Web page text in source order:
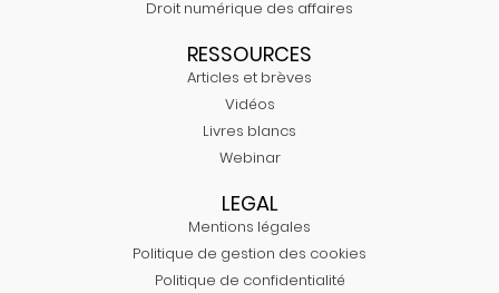
Droit numérique des affaires
RESSOURCES
Articles et brèves
Vidéos
Livres blancs
Webinar
LEGAL
Mentions légales
Politique de gestion des cookies
Politique de confidentialité